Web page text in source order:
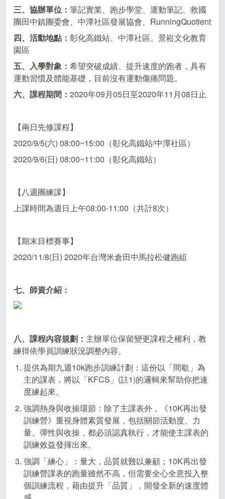
三、協辦單位： 筆記實業、跑步學堂、運動筆記、救國
團田中鎮團委會、中潭社區發展協會、RunningQuotient
四、活動地點： 彰化高鐵站、中潭社區、景崧文化教育
園區
五、入學對象： 希望突破成績、提升速度的跑者，具有
運動習慣及體能基礎，目前沒有運動傷痛問題。
六、課程期間： 2020年09月05日至2020年11月08日止
【兩日先修課程】
2020/9/5(六) 08:00~15:00（彰化高鐵站/中潭社區）
2020/9/6(日) 08:00~11:00（彰化高鐵站）
【八週團練課】
上課時間為週日上午08:00-11:00（共計8次）
【期末目標賽事】
2020/11/8(日) 2020年台灣米倉田中馬拉松健跑組
七、師資介紹：
八、課程內容規劃： 主辦單位保留變更課程之權利，教
練得依學員訓練狀況調整內容。
提供為期九週10k跑步訓練計劃：這份以「間歇」為
主的課表，將以「KFCS」(註1)的邏輯來幫助你把速
度練起來。
強調熱身與收操環節：除了主課表外，《10K再出發
訓練營》重視身體素質發展，包括關節活動度、力
量、彈性與收操，都必須認真執行，才能使主課表的
訓練效益發揮出來。
強調「練心」：量大，品質就難以兼顧；10K再出發
訓練營課表的跑量雖然不高，但需要全心全意投入整
個訓練流程，藉由提升「品質」，開發全新的速度體